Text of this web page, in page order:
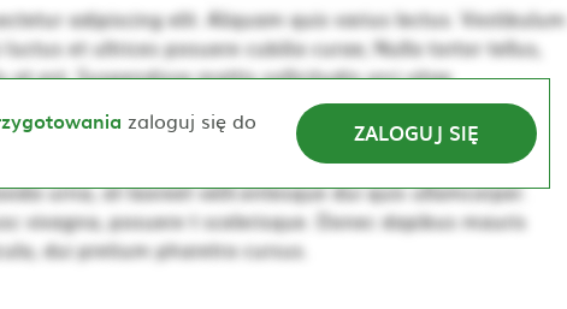
adipiscing elit. Aliquam quis varius lectus. Vestibulum
et ultrices posuere cubilia curae; Nulla tortor tellus,
est. Suspendisse mattis sollicitudin orci vitae
posuere. Nulla elementum, ante sed tincidunt
posuere t scelerisque. Donec dapibus mauris vitae sem
pharetra cursus, dui lacus ultricies tellus, ac viverra
urna, at laoreet velit.entesque dui quis ullamcorper.
vivagna, posuere t scelerisque. Donec dapibus mauris
dui pretium pharetra cursus.
zaloguj się do
ZALOGUJ SIĘ